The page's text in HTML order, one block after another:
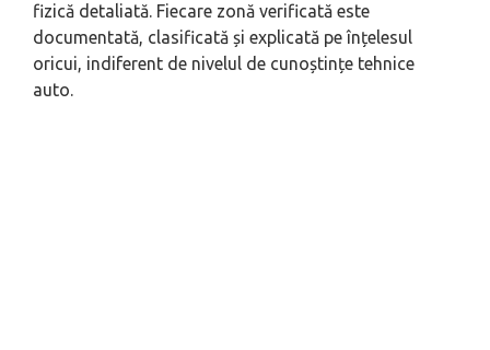
fizică detaliată. Fiecare zonă verificată este
documentată, clasificată și explicată pe înțelesul
oricui, indiferent de nivelul de cunoștințe tehnice
auto.